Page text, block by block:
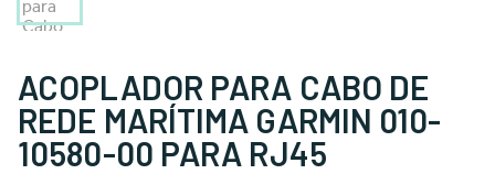
ACOPLADOR PARA CABO DE
REDE MARÍTIMA GARMIN 010-
10580-00 PARA RJ45